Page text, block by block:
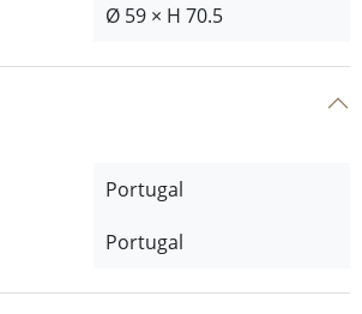
Ø 59 × H 70.5
Portugal
Portugal